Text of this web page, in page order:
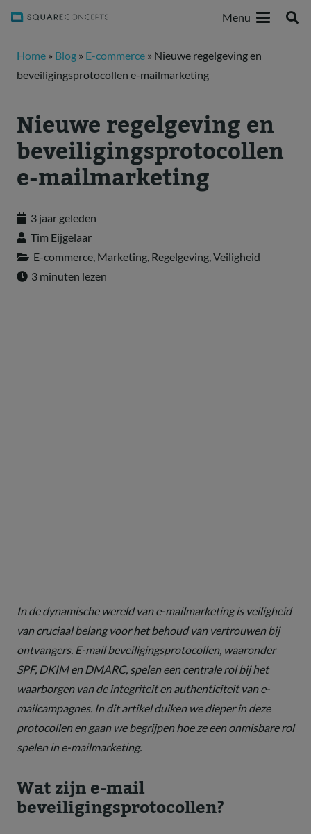
Menu
Home » Blog » E-commerce » Nieuwe regelgeving en
beveiligingsprotocollen e-mailmarketing
Nieuwe regelgeving en
beveiligingsprotocollen
e-mailmarketing
3 jaar geleden
Tim Eijgelaar
E-commerce, Marketing, Regelgeving,Veiligheid
3 minuten lezen
In de dynamische wereld van e-mailmarketing is veiligheid
van cruciaal belang voor het behoud van vertrouwen bij
ontvangers. E-mail beveiligingsprotocollen, waaronder
SPF, DKIM en DMARC, spelen een centrale rol bij het
waarborgen van de integriteit en authenticiteit van e-
mailcampagnes. In dit artikel duiken we dieper in deze
protocollen en gaan we begrijpen hoe ze een onmisbare rol
spelen in e-mailmarketing.
Wat zijn e-mail
beveiligingsprotocollen?